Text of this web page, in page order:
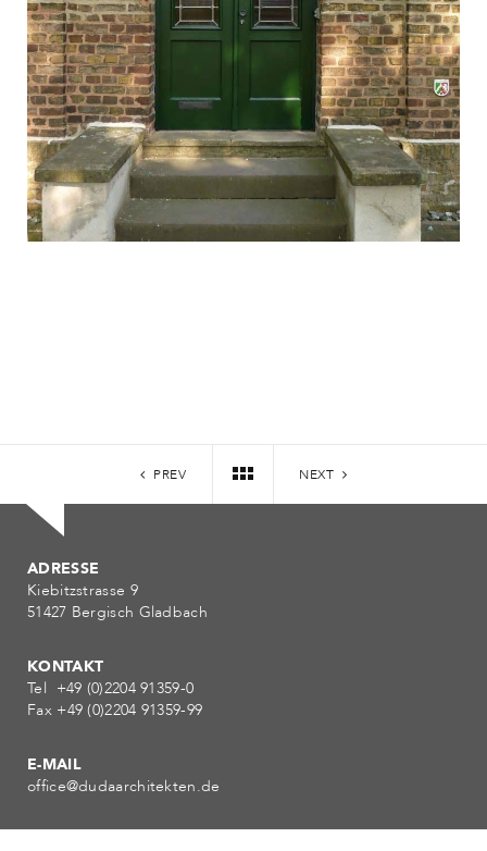
PREV NEXT
ADRESSE
Kiebitzstrasse 9
51427 Bergisch Gladbach
KONTAKT
Tel +49 (0)2204 91359-0
Fax +49 (0)2204 91359-99
E-MAIL
office@dudaarchitekten.de